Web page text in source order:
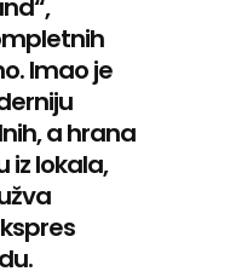
Imao je
a hrana
iz lokala,